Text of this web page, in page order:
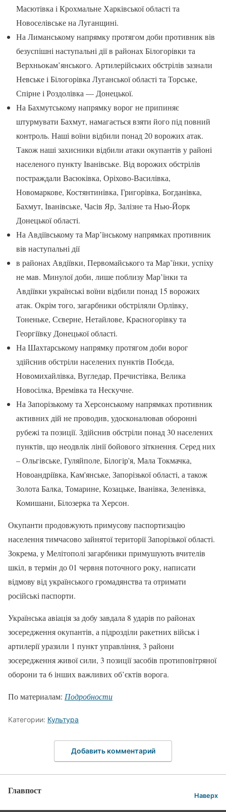
Масютівка і Крохмальне Харківської області та
Новоселівське на Луганщині.
На Лиманському напрямку протягом доби противник вів
безуспішні наступальні дії в районах Білогорівки та
Верхньокам’янського. Артилерійських обстрілів зазнали
Невське і Білогорівка Луганської області та Торське,
Спірне і Роздолівка — Донецької.
На Бахмутському напрямку ворог не припиняє
штурмувати Бахмут, намагається взяти його під повний
контроль. Наші воїни відбили понад 20 ворожих атак.
Також наші захисники відбили атаки окупантів у районі
населеного пункту Іванівське. Від ворожих обстрілів
постраждали Васюківка, Оріхово-Василівка,
Новомаркове, Костянтинівка, Григорівка, Богданівка,
Бахмут, Іванівське, Часів Яр, Залізне та Нью-Йорк
Донецької області.
На Авдіївському та Мар’їнському напрямках противник
вів наступальні дії
в районах Авдіївки, Первомайського та Мар’їнки, успіху
не мав. Минулої доби, лише поблизу Мар’їнки та
Авдіївки українські воїни відбили понад 15 ворожих
атак. Окрім того, загарбники обстріляли Орлівку,
Тоненьке, Сєверне, Нетайлове, Красногорівку та
Георгіївку Донецької області.
На Шахтарському напрямку протягом доби ворог
здійснив обстріли населених пунктів Побєда,
Новомихайлівка, Вугледар, Пречистівка, Велика
Новосілка, Времівка та Нескучне.
На Запорізькому та Херсонському напрямках противник
активних дій не проводив, удосконалював оборонні
рубежі та позиції. Здійснив обстріли понад 30 населених
пунктів, що неодвлік лінії бойового зіткнення. Серед них
– Ольгівське, Гуляйполе, Білогір'я, Мала Токмачка,
Новоандріївка, Кам'янське, Запорізької області, а також
Золота Балка, Томарине, Козацьке, Іванівка, Зеленівка,
Комишани, Білозерка та Херсон.
Окупанти продовжують примусову паспортизацію
населення тимчасово зайнятої території Запорізької області.
Зокрема, у Мелітополі загарбники примушують вчителів
шкіл, в термін до 01 червня поточного року, написати
відмову від українського громадянства та отримати
російські паспорти.
Українська авіація за добу завдала 8 ударів по районах
зосередження окупантів, а підрозділи ракетних військ і
артилерії уразили 1 пункт управління, 3 райони
зосередження живої сили, 3 позиції засобів протиповітряної
оборони та 6 інших важливих об’єктів ворога.
По материалам: Подробности
Категории: Культура
Добавить комментарий
Главпост Наверх